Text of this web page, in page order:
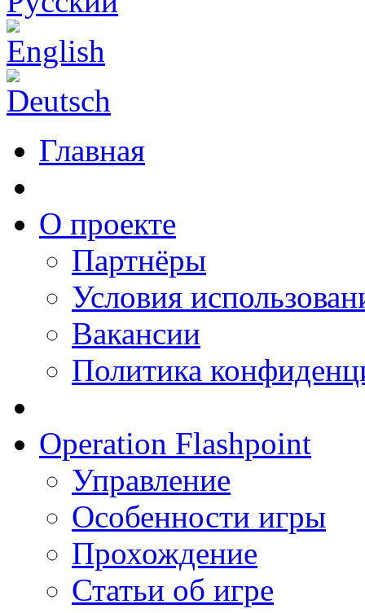
Главная
О проекте
Партнёры
Условия
Вакансии
Политика
Operation Flashpoint
Управление
Особенности игры
Прохождение
Статьи об игре